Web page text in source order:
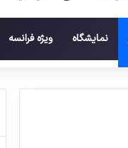
نمایشگاه ویژه فرانسه